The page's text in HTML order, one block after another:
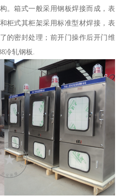
。箱式一般采用钢板焊接而成，表
柜式其柜架采用标准型材焊接，表
的密封处理；前开门操作后开门维
冷轧钢板.